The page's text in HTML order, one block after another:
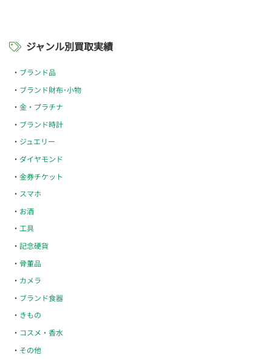
ジャンル別買取実績
ブランド品
ブランド財布･小物
金・プラチナ
ブランド時計
ジュエリー
ダイヤモンド
金券チケット
スマホ
お酒
工具
記念硬貨
骨董品
カメラ
ブランド食器
きもの
コスメ・香水
その他